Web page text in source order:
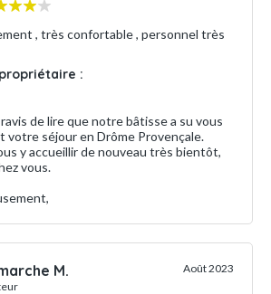
, très confortable , personnel très
:
de lire que notre bâtisse a su vous
votre séjour en Drôme Provençale.
y accueillir de nouveau très bientôt,
vous.
M. Août 2023